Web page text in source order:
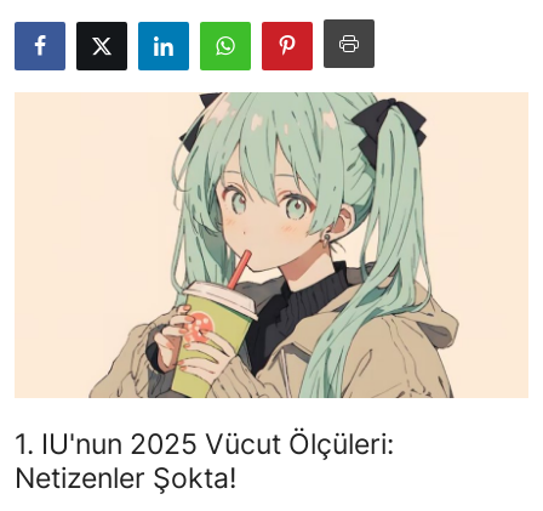
Dizi & Film
1. IU'nun 2025 Vücut Ölçüleri:
Netizenler Şokta!